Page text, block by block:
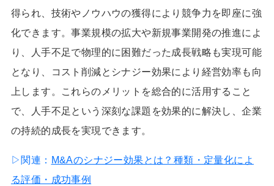
得られ、技術やノウハウの獲得により競争力を即座に強
化できます。事業規模の拡大や新規事業開発の推進によ
り、人手不足で物理的に困難だった成長戦略も実現可能
となり、コスト削減とシナジー効果により経営効率も向
上します。これらのメリットを総合的に活用すること
で、人手不足という深刻な課題を効果的に解決し、企業
の持続的成長を実現できます。
▷関連： M&Aのシナジー効果とは？種類・定量化によ
る評価・成功事例